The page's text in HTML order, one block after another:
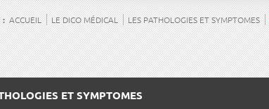
: ACCUEIL LE DICO MÉDICAL LES PATHOLOGIES ET SYMPTOMES
ET SYMPTOMES